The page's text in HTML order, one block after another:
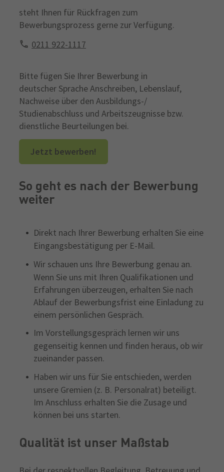
steht Ihnen für Rückfragen zum
Bewerbungsprozess gerne zur Verfügung.
0211 922-1117
Bitte fügen Sie Ihrer Bewerbung in
deutscher Sprache Anschreiben, Lebenslauf,
Nachweise über den Ausbildungs-/
Studienabschluss und Arbeitszeugnisse bzw.
dienstliche Beurteilungen bei.
Jetzt bewerben!
So geht es nach der Bewerbung
weiter
Direkt nach Ihrer Bewerbung erhalten Sie eine
Eingangsbestätigung per E-Mail.
Wir schauen uns Ihre Bewerbung genau an.
Wenn Sie uns mit Ihren Qualifikationen und
Erfahrungen überzeugen, erhalten Sie nach
Ablauf der Bewerbungsfrist eine Einladung zu
einem persönlichen Gespräch.
Im Vorstellungsgespräch lernen wir uns
gegenseitig kennen und finden heraus, ob wir
zueinander passen.
Haben wir uns für Sie entschieden, werden
unsere Gremien (z. B. Personalrat) beteiligt.
Im Anschluss erhalten Sie die Zusage und
können bei uns starten.
Qualität ist unser Maßstab